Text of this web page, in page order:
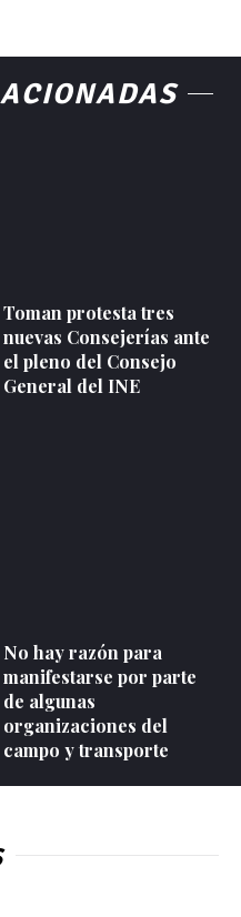
Toman protesta tres
nuevas Consejerías ante
el pleno del Consejo
General del INE
No hay razón para
manifestarse por parte
de algunas
organizaciones del
campo y transporte